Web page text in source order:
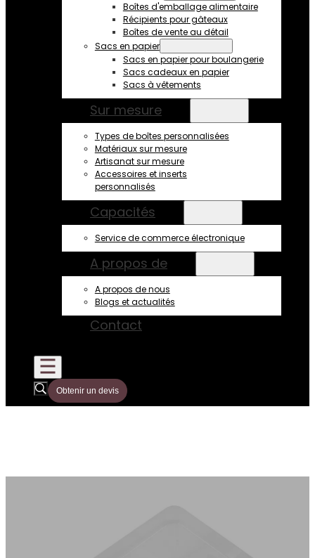
Boîtes d'emballage alimentaire
Récipients pour gâteaux
Boîtes de vente au détail
Sacs en papier
Sacs en papier pour boulangerie
Sacs cadeaux en papier
Sacs à vêtements
Sur mesure
Types de boîtes personnalisées
Matériaux sur mesure
Artisanat sur mesure
Accessoires et inserts
personnalisés
Capacités
Service de commerce électronique
A propos de
A propos de nous
Blogs et actualités
Contact
Obtenir un devis